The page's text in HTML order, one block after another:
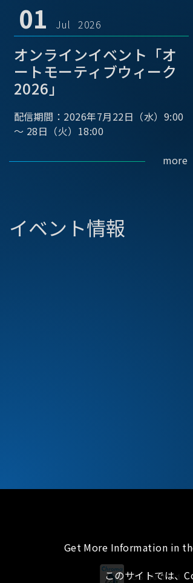
01 Jul 2026
オンラインイベント「オ
ートモーティブウィーク
2026」
配信期間：2026年7月22日（水）9:00
～ 28日（火）18:00
more
イベント情報
Get More Information in
iOS Android
このサイトでは、